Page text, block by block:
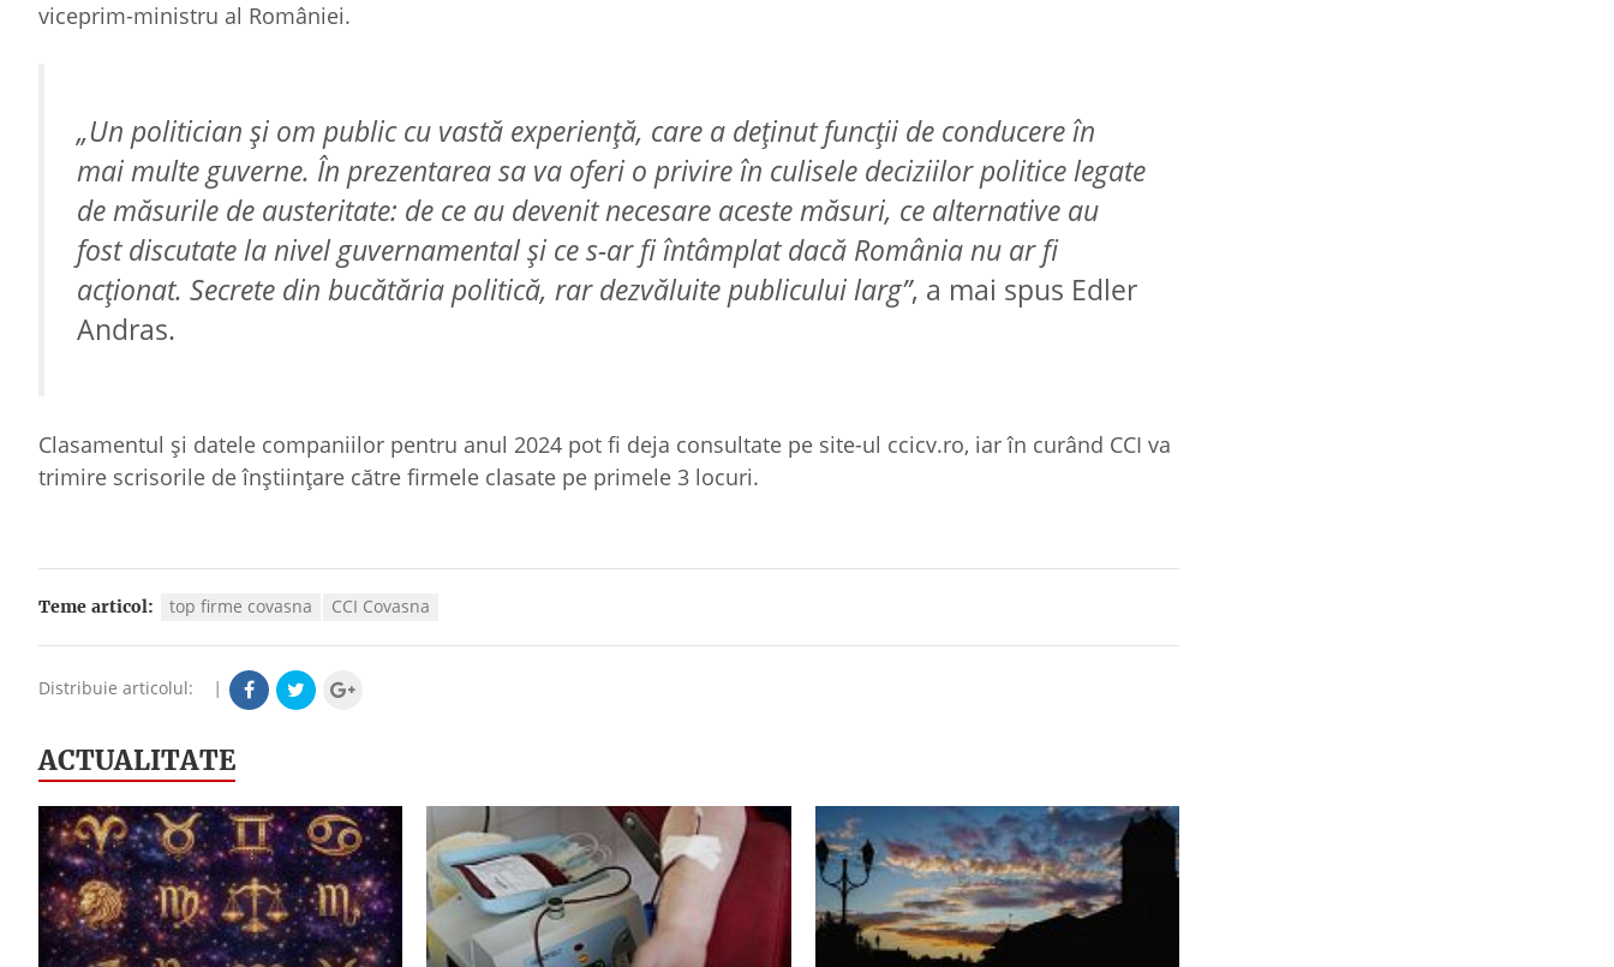
viceprim-ministru al României.
„Un politician şi om public cu vastă experienţă, care a deţinut funcţii de conducere în
mai multe guverne. În prezentarea sa va oferi o privire în culisele deciziilor politice legate
de măsurile de austeritate: de ce au devenit necesare aceste măsuri, ce alternative au
fost discutate la nivel guvernamental şi ce s-ar fi întâmplat dacă România nu ar fi
acţionat. Secrete din bucătăria politică, rar dezvăluite publicului larg”, a mai spus Edler
Andras.
Clasamentul şi datele companiilor pentru anul 2024 pot fi deja consultate pe site-ul ccicv.ro, iar în curând CCI va
trimire scrisorile de înştiinţare către firmele clasate pe primele 3 locuri.
Teme articol: top firme covasna CCI Covasna
Distribuie articolul: |
ACTUALITATE